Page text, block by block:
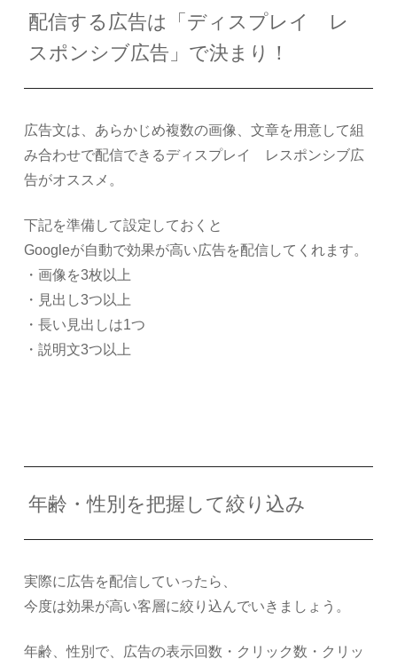
配信する広告は「ディスプレイ レ
スポンシブ広告」で決まり！
広告文は、あらかじめ複数の画像、文章を用意して組
み合わせで配信できるディスプレイ レスポンシブ広
告がオススメ。
下記を準備して設定しておくと
Googleが自動で効果が高い広告を配信してくれます。
・画像を3枚以上
・見出し3つ以上
・長い見出しは1つ
・説明文3つ以上
年齢・性別を把握して絞り込み
実際に広告を配信していったら、
今度は効果が高い客層に絞り込んでいきましょう。
年齢、性別で、広告の表示回数・クリック数・クリッ